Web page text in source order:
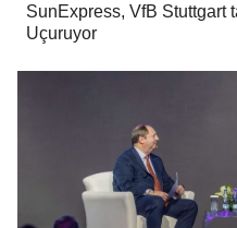
SunExpress, VfB Stuttgart
Uçuruyor